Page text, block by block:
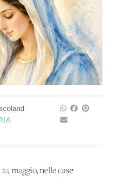
maggio, nelle case